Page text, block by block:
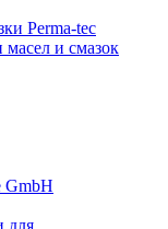
Perma-tec
и смазок
GmbH
для